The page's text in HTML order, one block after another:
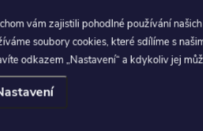
vám zajistili pohodlné používání
soubory cookies, které sdílíme s
odkazem „Nastavení“ a kdykoliv jej